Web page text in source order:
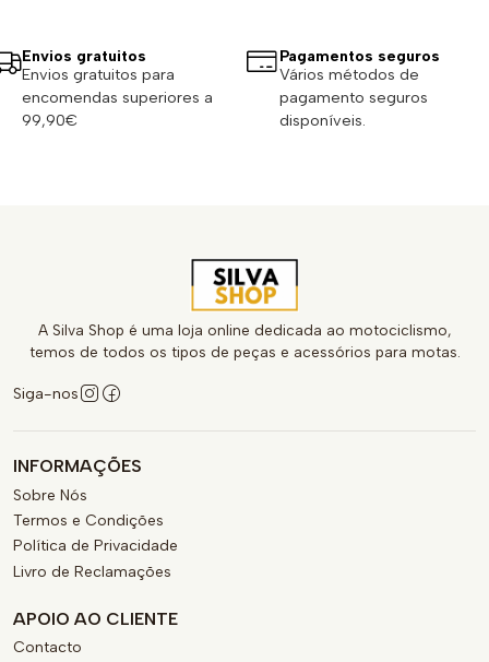
Envios gratuitos
Envios gratuitos para
encomendas superiores a
99,90€
Pagamentos seguros
Vários métodos de
pagamento seguros
disponíveis.
A Silva Shop é uma loja online dedicada ao motociclismo,
temos de todos os tipos de peças e acessórios para motas.
Siga-nos
INFORMAÇÕES
Sobre Nós
Termos e Condições
Política de Privacidade
Livro de Reclamações
APOIO AO CLIENTE
Contacto